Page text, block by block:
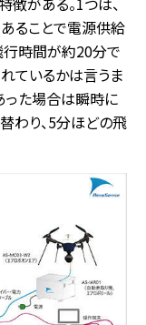
ることで電源供給
行時間が約20分で
ているかは言うま
った場合は瞬時に
わり、5分ほどの飛